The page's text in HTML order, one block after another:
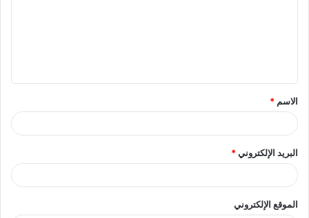
ق
*
الاسم *
البريد الإلكتروني*
الموقع الإلكتروني